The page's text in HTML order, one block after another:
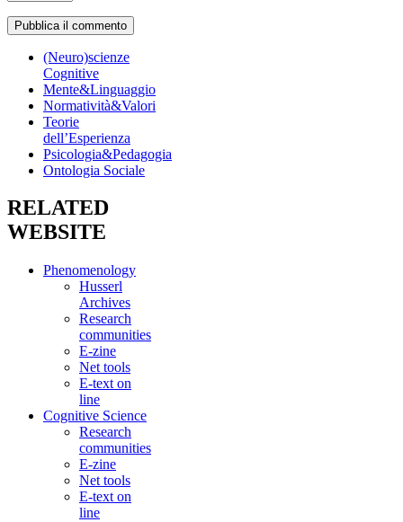
(Neuro)scienze
Cognitive
Mente&Linguaggio
Normatività&Valori
Teorie
dell’Esperienza
Psicologia&Pedagogia
Ontologia Sociale
RELATED
WEBSITE
Phenomenology
Husserl
Archives
Research
communities
E-zine
Net tools
E-text on
line
Cognitive Science
Research
communities
E-zine
Net tools
E-text on
line